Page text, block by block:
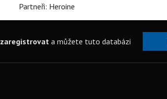
Partneři: Heroine
zaregistrovata můžete tuto databázi